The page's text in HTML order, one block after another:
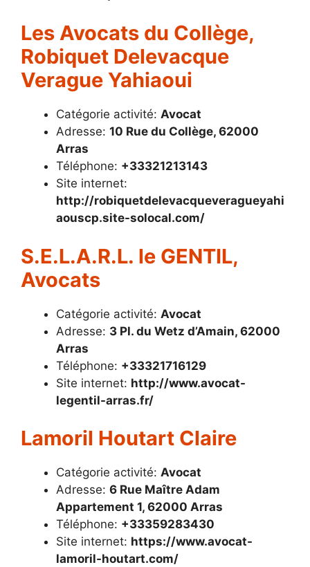
Les Avocats du Collège,
Robiquet Delevacque
Verague Yahiaoui
Catégorie activité: Avocat
Adresse: 10 Rue du Collège, 62000
Arras
Téléphone: +33321213143
Site internet:
http://robiquetdelevacqueveragueyahi
aouscp.site-solocal.com/
S.E.L.A.R.L. le GENTIL,
Avocats
Catégorie activité: Avocat
Adresse: 3 Pl. du Wetz d’Amain, 62000
Arras
Téléphone: +33321716129
Site internet: http://www.avocat-
legentil-arras.fr/
Lamoril Houtart Claire
Catégorie activité: Avocat
Adresse: 6 Rue Maître Adam
Appartement 1, 62000 Arras
Téléphone: +33359283430
Site internet: https://www.avocat-
lamoril-houtart.com/